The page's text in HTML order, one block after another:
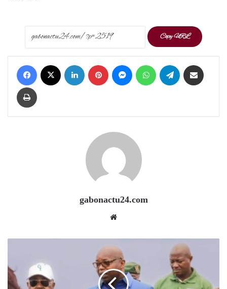
Copy URL
Facebook LinkedIn Pinterest Messenger WhatsApp Telegram
Print
gabonactu24.com